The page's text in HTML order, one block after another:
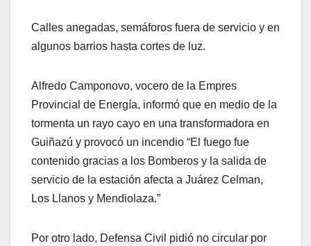
Calles anegadas, semáforos fuera de servicio y en
algunos barrios hasta cortes de luz.
Alfredo Camponovo, vocero de la Empres
Provincial de Energía, informó que en medio de la
tormenta un rayo cayo en una transformadora en
Guiñazú y provocó un incendio “El fuego fue
contenido gracias a los Bomberos y la salida de
servicio de la estación afecta a Juárez Celman,
Los Llanos y Mendiolaza.”
Por otro lado, Defensa Civil pidió no circular por